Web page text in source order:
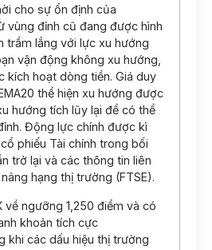
cho sự ổn định của
vùng đỉnh cũ đang được hình
trầm lắng với lực xu hướng
vận động không xu hướng,
kích hoạt dòng tiền. Giá duy
thể hiện xu hướng được
hướng tích lũy lại để có thể
Động lực chính được kì
phiếu Tài chính trong bối
trở lại và các thông tin liên
hạng thị trường (FTSE).
về ngưỡng 1,250 điểm và có
khoản tích cực
khi các dấu hiệu thị trường